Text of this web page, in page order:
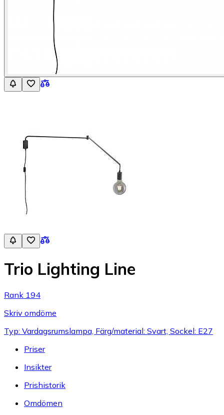
Trio Lighting Line
Rank 194
Skriv omdöme
Typ: Vardagsrumslampa, Färg/material: Svart, Sockel: E27
Priser
Insikter
Prishistorik
Omdömen